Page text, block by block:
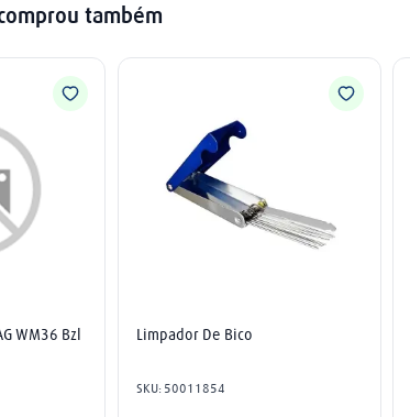
também
WM36 Bzl
Limpador De Bico
SKU: 50011854